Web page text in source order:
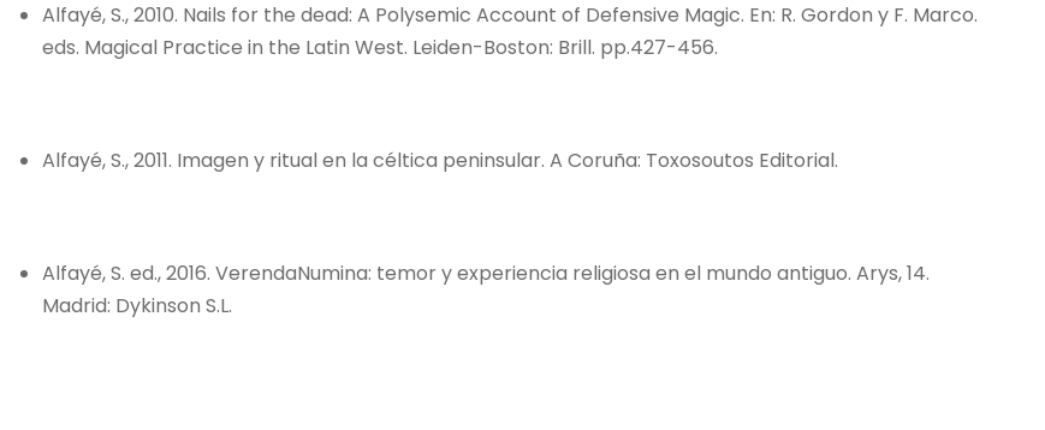
Alfayé, S., 2010. Nails for the dead: A Polysemic Account of Defensive Magic. En: R. Gordon y F. Marco.
eds. Magical Practice in the Latin West. Leiden-Boston: Brill. pp.427-456.
Alfayé, S., 2011. Imagen y ritual en la céltica peninsular. A Coruña: Toxosoutos Editorial.
Alfayé, S. ed., 2016. VerendaNumina: temor y experiencia religiosa en el mundo antiguo. Arys, 14.
Madrid: Dykinson S.L.